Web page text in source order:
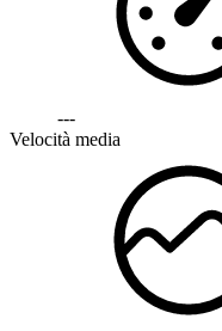
---
Velocità media